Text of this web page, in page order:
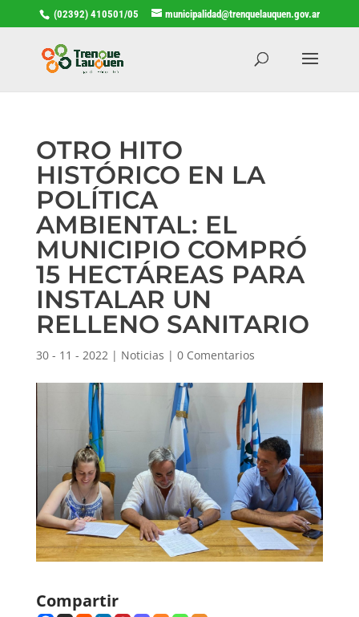
(02392) 410501/05 municipalidad@trenquelauquen.gov.ar
OTRO HITO
HISTÓRICO EN LA
POLÍTICA
AMBIENTAL: EL
MUNICIPIO COMPRÓ
15 HECTÁREAS PARA
INSTALAR UN
RELLENO SANITARIO
30 - 11 - 2022 | Noticias | 0 Comentarios
Compartir